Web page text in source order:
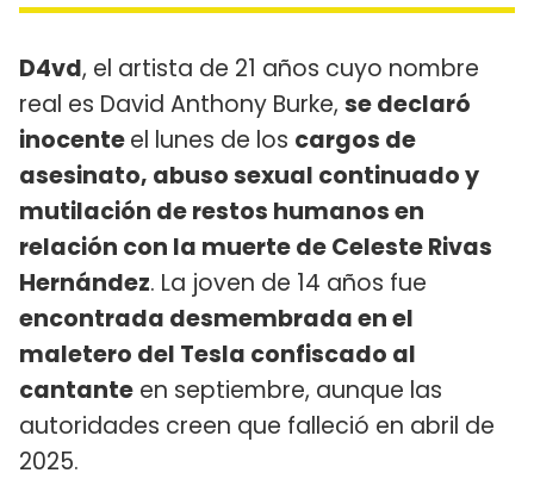
D4vd, el artista de 21 años cuyo nombre
real es David Anthony Burke, se declaró
inocenteel lunes de los cargos de
asesinato, abuso sexual continuado y
mutilación de restos humanos en
relación con la muerte de Celeste Rivas
Hernández. La joven de 14 años fue
encontrada desmembrada en el
maletero del Tesla confiscado al
cantante en septiembre, aunque las
autoridades creen que falleció en abril de
2025.